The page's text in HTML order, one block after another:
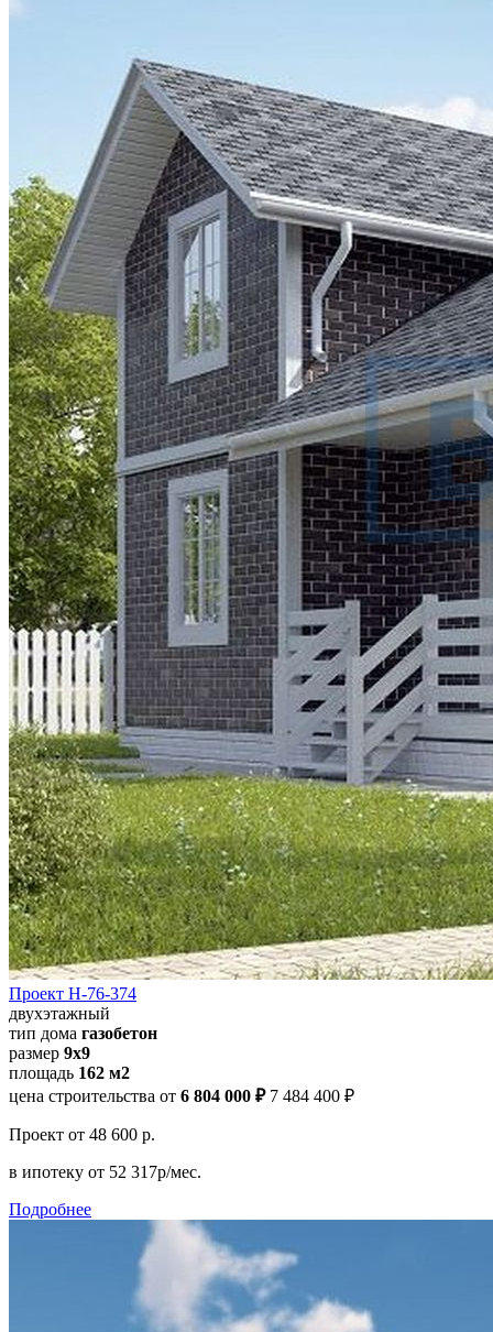
Проект Н-76-374
двухэтажный
тип дома газобетон
размер 9x9
площадь 162 м2
цена строительства от 6 804 000 ₽ 7 484 400 ₽
Проект от 48 600 р.
в ипотеку от 52 317р/мес.
Подробнее